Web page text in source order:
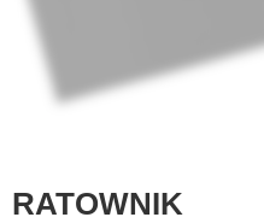
RATOWNIK